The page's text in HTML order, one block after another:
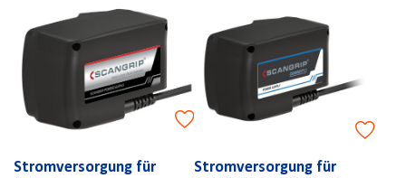
Stromversorgung für
Stromversorgung für